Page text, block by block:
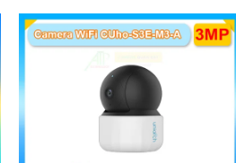
Ngoại 30m